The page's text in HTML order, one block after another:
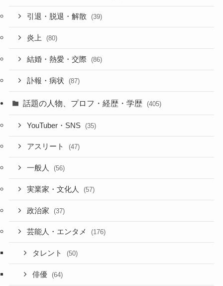
引退・脱退・解散 (39)
炎上 (80)
結婚・熱愛・交際 (86)
訃報・病状 (87)
話題の人物、プロフ・経歴・学歴 (405)
YouTuber・SNS (35)
アスリート (47)
一般人 (56)
実業家・文化人 (57)
政治家 (37)
芸能人・エンタメ (176)
タレント (50)
俳優 (64)